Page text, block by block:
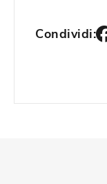
Condividi: